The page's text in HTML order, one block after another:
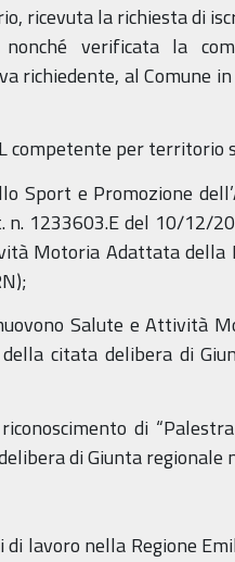
ricevuta la richiesta di
verificata la
richiedente, al Comune in
competente per territorio
Sport e Promozione
1233603.E del 10/12/
Motoria Adattata della
Salute e Attività
citata delibera di
di
di Giunta regionale
lavoro nella Regione